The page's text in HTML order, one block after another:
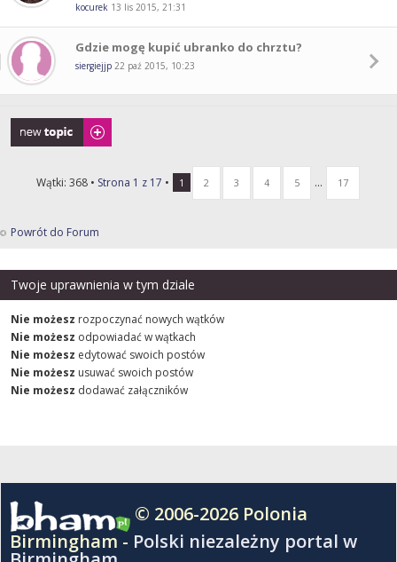
kocurek 13 lis 2015, 21:31
Gdzie mogę kupić ubranko do chrztu?
siergiejjp 22 paź 2015, 10:23
Napisz wątek
Wątki: 368 • Strona 1 z 17 • 1 2 3 4 5 ... 17
Powrót do Forum
Twoje uprawnienia w tym dziale
Nie możesz rozpoczynać nowych wątków
Nie możesz odpowiadać w wątkach
Nie możesz edytować swoich postów
Nie możesz usuwać swoich postów
Nie możesz dodawać załączników
© 2006-2026 Polonia
Birmingham - Polski niezależny portal w